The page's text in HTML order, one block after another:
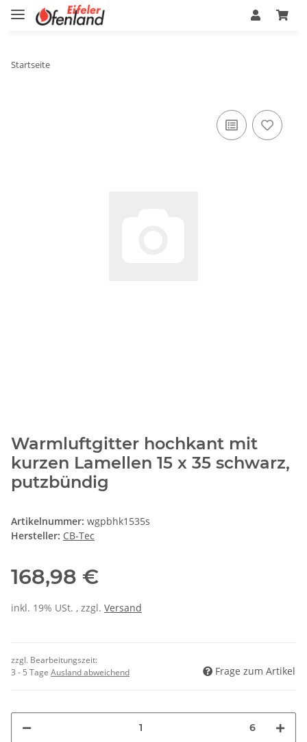
Startseite
Warmluftgitter hochkant mit
kurzen Lamellen 15 x 35 schwarz,
putzbündig
Artikelnummer: wgpbhk1535s
Hersteller: CB-Tec
168,98 €
inkl. 19% USt. , zzgl. Versand
zzgl. Bearbeitungszeit:
3 - 5 Tage Ausland abweichend Frage zum Artikel
6